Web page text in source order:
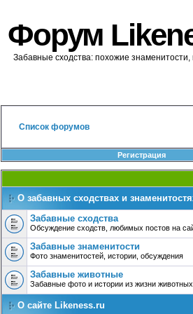
Форум
Забавные сходства: похожие
Список форумов
Регистрация
О забавных сходствах и
Забавные сходства
Обсуждение сходств, любимых постов на
Забавные знаменитости
Фото знаменитостей, истории, обсуждения
Забавные животные
Забавные фото и истории из жизни животных
О сайте Likeness.ru